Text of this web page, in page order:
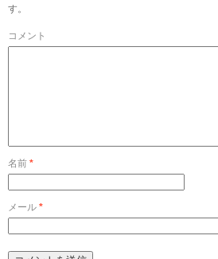
す。
コメント
名前 *
メール *